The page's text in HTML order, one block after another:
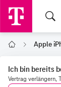
Home Apple
Ich bin bereits
Vertrag verlängern,